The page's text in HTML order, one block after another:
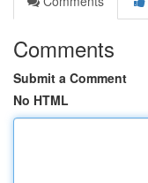
Comments
Submit a Comment
No HTML